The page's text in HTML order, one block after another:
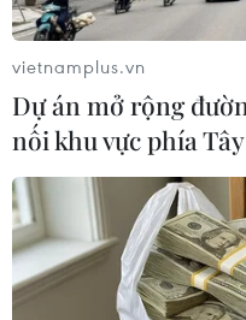
Tình báo Trung
cáccơ sở hạt nhân
vietnamplus.vn
Dự án mở rộng
nối khu vực phía